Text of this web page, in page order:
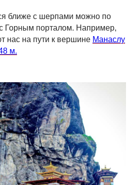
ближе с шерпами можно по
Горным порталом. Например,
нас на пути к вершине Манаслу
м.